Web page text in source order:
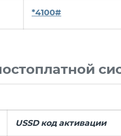
*4100#
USSD код активации